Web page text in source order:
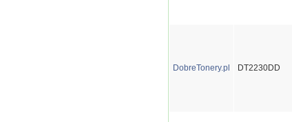
DobreTonery.pl DT2230DD